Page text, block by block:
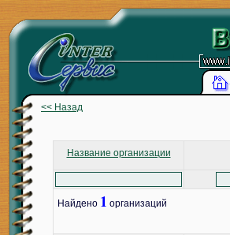
<< Назад
Название организации
Найдено 1 организаций